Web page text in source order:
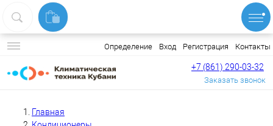
Определение Вход Регистрация Контакты
+7 (861) 290-03-32
Заказать звонок
Главная